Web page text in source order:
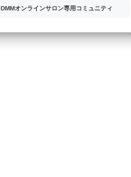
DMMオンラインサロン専用コミュニティ